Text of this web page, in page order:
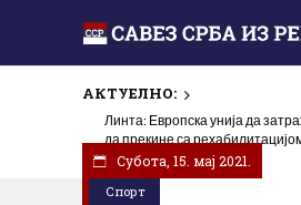
АКТУЕЛНО:
У Горњем Селишту код Глине
од убиства Срба у „Олуји“
Спорт
Субота, 15. мај 2021.